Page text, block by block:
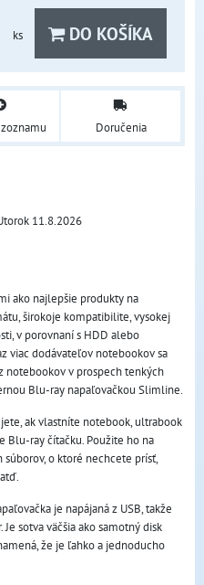
ks DO KOŠÍKA
Doručenia
11.8.2026
ako najlepšie produkty na
širokoje kompatibilite, vysokej
v porovnaní s HDD alebo
viac dodávateľov notebookov sa
notebookov v prospech tenkých
Blu-ray napaľovačkou Slimline.
ak vlastníte notebook, ultrabook
Blu-ray čítačku. Použite ho na
o ktoré nechcete prísť,
je napájaná z USB, takže
sotva väčšia ako samotný disk
že je ľahko a jednoducho